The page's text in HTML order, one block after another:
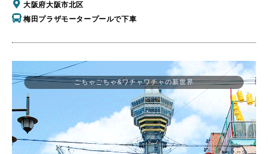
大阪府大阪市北区
梅田プラザモータープールで下車
ごちゃごちゃ&ワチャワチャの新世界